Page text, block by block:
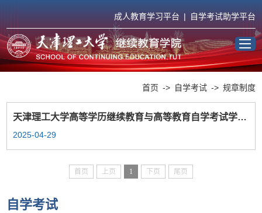
成人教育学习平台 | 自学考试助学平台
学院概况
自学考试
首页 -> 自学考试 -> 规章制度
天津理工大学高等学历继续教育与高等教育自学考试学士学位授予工作实施办法
2025-04-29
首页 上页 1 下页 尾页
自学考试